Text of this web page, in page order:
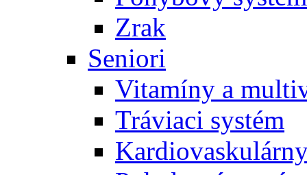
Zrak
Seniori
Vitamíny a
Tráviaci systém